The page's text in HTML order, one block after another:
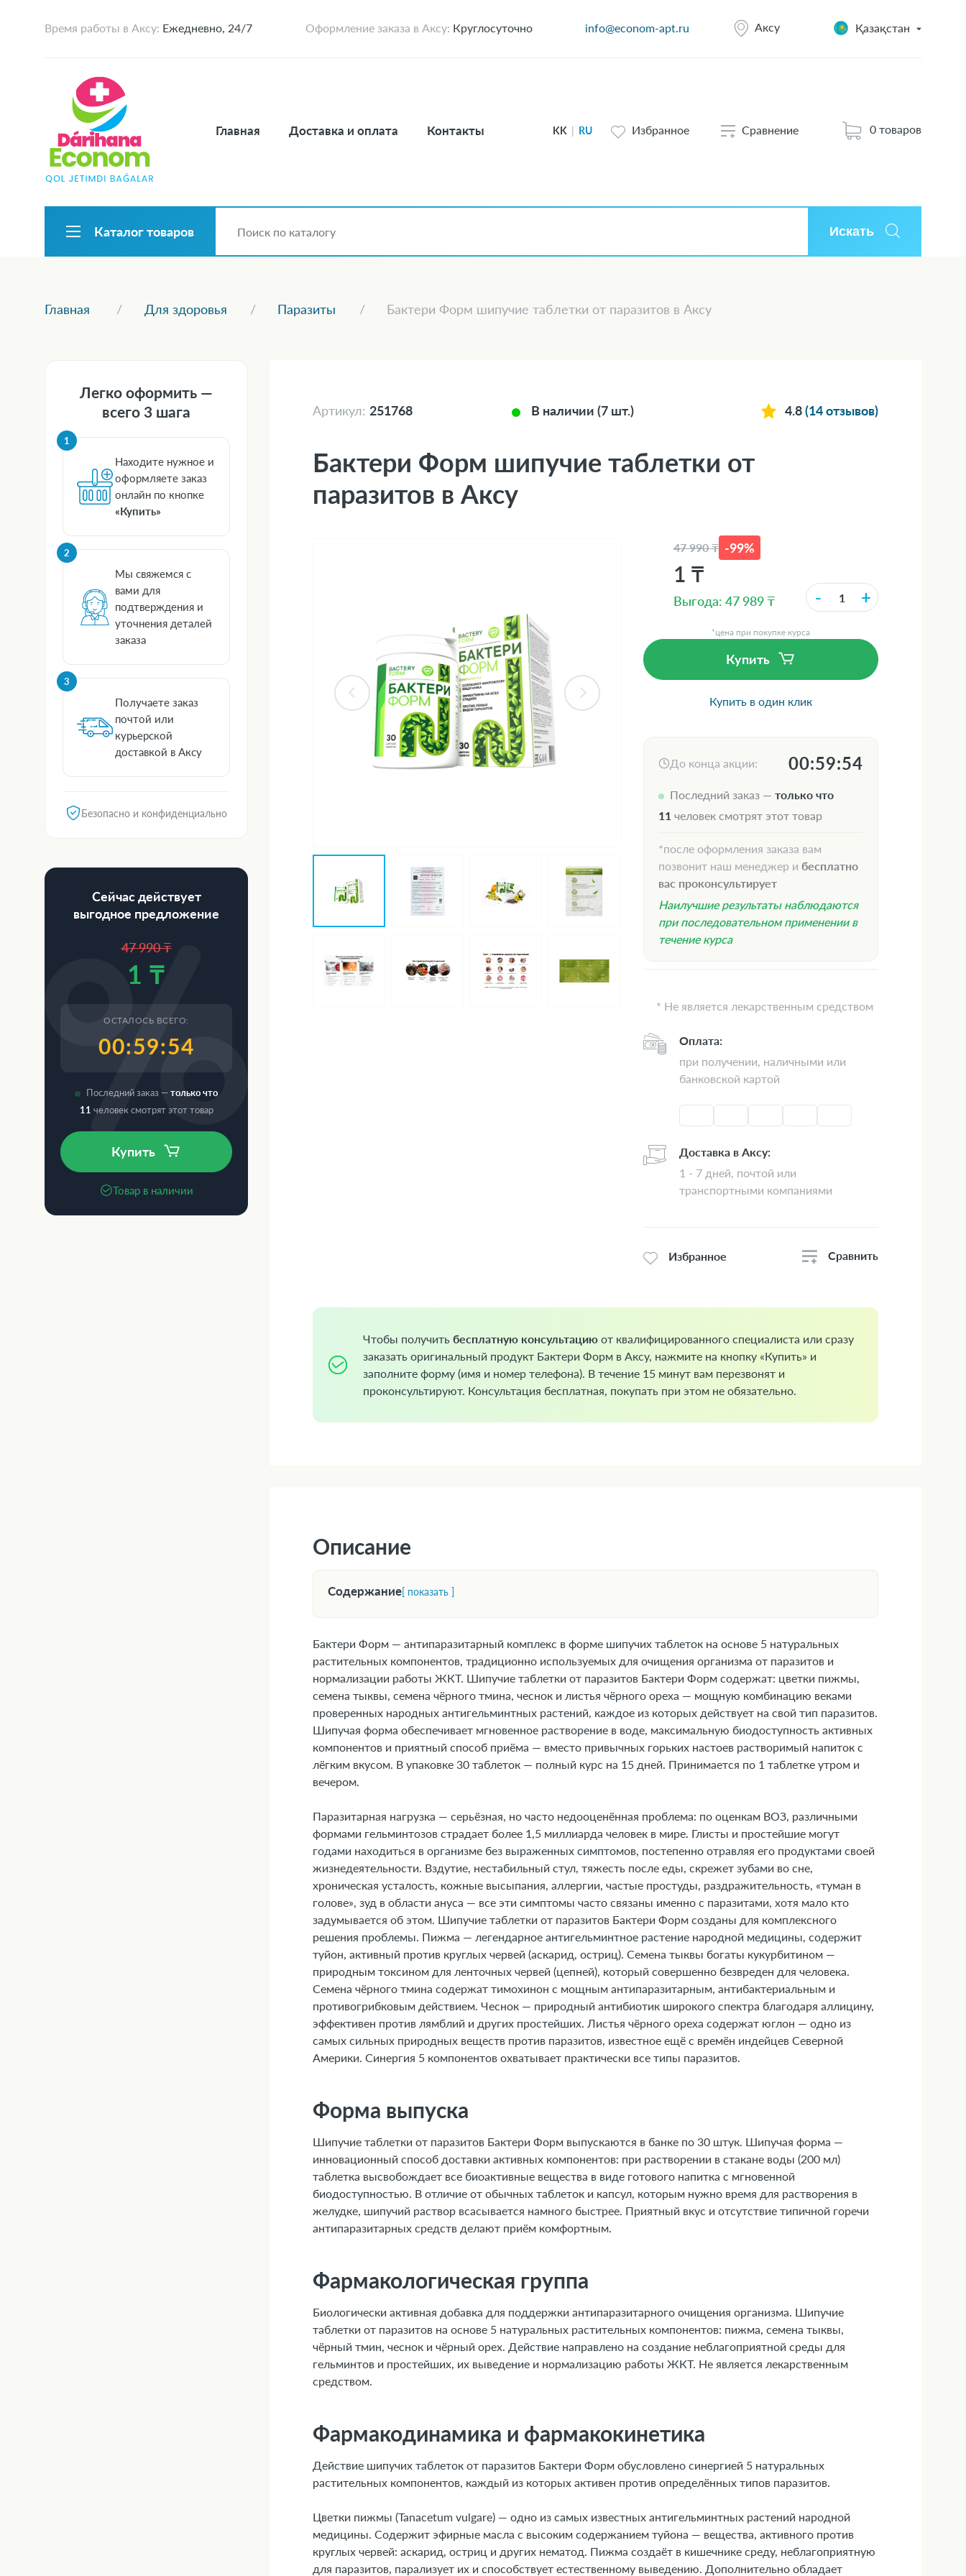
Время работы в Аксу: Ежедневно, 24/7 Оформление заказа в Аксу: Круглосуточно info@econom-apt.ru Аксу Қазақстан
Главная Доставка и оплата Контакты KK | RU Избранное Сравнение 0 товаров
Каталог товаров Искать
Главная Для здоровья Паразиты Бактери Форм шипучие таблетки от паразитов в Аксу
Артикул: 251768 В наличии (7 шт.) 4.8(14 отзывов)
Бактери Форм шипучие таблетки от
паразитов в Аксу
47 990 ₸ -99%
1 ₸
Выгода: 47 989 ₸ - +
*цена при покупке курса
Купить
Купить в один клик
До конца акции: 00:59:53
Последний заказ — только что
13 человек смотрят этот товар
*после оформления заказа вам
позвонит наш менеджер и бесплатно
вас проконсультирует
Наилучшие результаты наблюдаются
при последовательном применении в
течение курса
* Не является лекарственным средством
Оплата:
при получении, наличными или
банковской картой
Доставка в Аксу:
1 - 7 дней, почтой или
транспортными компаниями
Избранное Сравнить
Чтобы получить бесплатную консультацию от квалифицированного специалиста или сразу
заказать оригинальный продукт Бактери Форм в Аксу, нажмите на кнопку «Купить» и
заполните форму (имя и номер телефона). В течение 15 минут вам перезвонят и
проконсультируют. Консультация бесплатная, покупать при этом не обязательно.
Описание
Содержание[ показать ]
1. Форма выпуска
4. Где купить Бактери Форм, наличие и цены в аптеках в Аксу
5. Показания к применению
6. Противопоказания
7. Состав
8. Инструкция по применению и дозы
11. Передозировка
12. Особые указания
13. Применение при беременности и кормлении грудью
14. Влияние на способность управлять транспортными средствами и механизмами
15. Совместимость с алкоголем
16. Условия хранения
17. ТОП-5 вопросов эксперту
Бактери Форм — антипаразитарный комплекс в форме шипучих таблеток на основе 5 натуральных
растительных компонентов, традиционно используемых для очищения организма от паразитов и
нормализации работы ЖКТ. Шипучие таблетки от паразитов Бактери Форм содержат: цветки пижмы,
семена тыквы, семена чёрного тмина, чеснок и листья чёрного ореха — мощную комбинацию веками
проверенных народных антигельминтных растений, каждое из которых действует на свой тип паразитов.
Шипучая форма обеспечивает мгновенное растворение в воде, максимальную биодоступность активных
компонентов и приятный способ приёма — вместо привычных горьких настоев растворимый напиток с
лёгким вкусом. В упаковке 30 таблеток — полный курс на 15 дней. Принимается по 1 таблетке утром и
вечером.
Паразитарная нагрузка — серьёзная, но часто недооценённая проблема: по оценкам ВОЗ, различными
формами гельминтозов страдает более 1,5 миллиарда человек в мире. Глисты и простейшие могут
годами находиться в организме без выраженных симптомов, постепенно отравляя его продуктами своей
жизнедеятельности. Вздутие, нестабильный стул, тяжесть после еды, скрежет зубами во сне,
хроническая усталость, кожные высыпания, аллергии, частые простуды, раздражительность, «туман в
голове», зуд в области ануса — все эти симптомы часто связаны именно с паразитами, хотя мало кто
задумывается об этом. Шипучие таблетки от паразитов Бактери Форм созданы для комплексного
решения проблемы. Пижма — легендарное антигельминтное растение народной медицины, содержит
туйон, активный против круглых червей (аскарид, остриц). Семена тыквы богаты кукурбитином —
природным токсином для ленточных червей (цепней), который совершенно безвреден для человека.
Семена чёрного тмина содержат тимохинон с мощным антипаразитарным, антибактериальным и
противогрибковым действием. Чеснок — природный антибиотик широкого спектра благодаря аллицину,
эффективен против лямблий и других простейших. Листья чёрного ореха содержат юглон — одно из
самых сильных природных веществ против паразитов, известное ещё с времён индейцев Северной
Америки. Синергия 5 компонентов охватывает практически все типы паразитов.
Форма выпуска
Шипучие таблетки от паразитов Бактери Форм выпускаются в банке по 30 штук. Шипучая форма —
инновационный способ доставки активных компонентов: при растворении в стакане воды (200 мл)
таблетка высвобождает все биоактивные вещества в виде готового напитка с мгновенной
биодоступностью. В отличие от обычных таблеток и капсул, которым нужно время для растворения в
желудке, шипучий раствор всасывается намного быстрее. Приятный вкус и отсутствие типичной горечи
антипаразитарных средств делают приём комфортным.
Фармакологическая группа
Биологически активная добавка для поддержки антипаразитарного очищения организма. Шипучие
таблетки от паразитов на основе 5 натуральных растительных компонентов: пижма, семена тыквы,
чёрный тмин, чеснок и чёрный орех. Действие направлено на создание неблагоприятной среды для
гельминтов и простейших, их выведение и нормализацию работы ЖКТ. Не является лекарственным
средством.
Фармакодинамика и фармакокинетика
Действие шипучих таблеток от паразитов Бактери Форм обусловлено синергией 5 натуральных
растительных компонентов, каждый из которых активен против определённых типов паразитов.
Цветки пижмы (Tanacetum vulgare) — одно из самых известных антигельминтных растений народной
медицины. Содержит эфирные масла с высоким содержанием туйона — вещества, активного против
круглых червей: аскарид, остриц и других нематод. Пижма создаёт в кишечнике среду, неблагоприятную
для паразитов, парализует их и способствует естественному выведению. Дополнительно обладает
Легко оформить —
всего 3 шага
1
Находите нужное и
оформляете заказ
онлайн по кнопке
«Купить»
2
Мы свяжемся с
вами для
подтверждения и
уточнения деталей
заказа
3
Получаете заказ
почтой или
курьерской
доставкой в Аксу
Безопасно и конфиденциально
Сейчас действует
выгодное предложение
47 990 ₸
1 ₸
ОСТАЛОСЬ ВСЕГО:
00:59:53
Последний заказ —только что
13 человек смотрят этот товар
Купить
Товар в наличии